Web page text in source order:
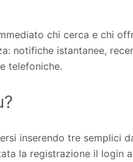
chi cerca e chi
notifiche istantanee,
telefoniche.
inserendo tre semplici
la registrazione il login